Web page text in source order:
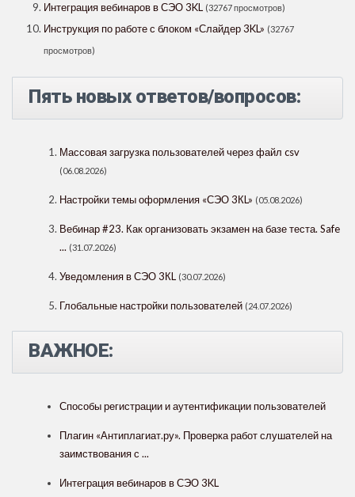
Интеграция вебинаров в СЭО 3KL (32767 просмотров)
Инструкция по работе с блоком «Слайдер 3KL» (32767
просмотров)
Пять новых ответов/вопросов:
Массовая загрузка пользователей через файл csv
(06.08.2026)
Настройки темы оформления «СЭО 3КL» (05.08.2026)
Вебинар #23. Как организовать экзамен на базе теста. Safe
... (31.07.2026)
Уведомления в СЭО 3КL (30.07.2026)
Глобальные настройки пользователей (24.07.2026)
ВАЖНОЕ:
Способы регистрации и аутентификации пользователей
Плагин «Антиплагиат.ру». Проверка работ слушателей на
заимствования с ...
Интеграция вебинаров в СЭО 3KL